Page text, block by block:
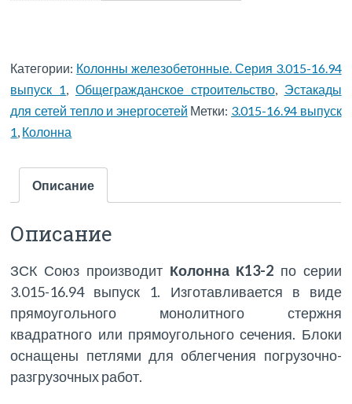
Категории: Колонны железобетонные. Серия 3.015-16.94
выпуск 1, Общегражданское строительство, Эстакады
для сетей тепло и энергосетей Метки: 3.015-16.94 выпуск
1, Колонна
Описание
Описание
ЗСК Союз производит Колонна К13-2 по серии
3.015-16.94 выпуск 1. Изготавливается в виде
прямоугольного монолитного стержня
квадратного или прямоугольного сечения. Блоки
оснащены петлями для облегчения погрузочно-
разгрузочных работ.